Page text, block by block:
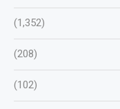
(1,352)
(208)
(102)